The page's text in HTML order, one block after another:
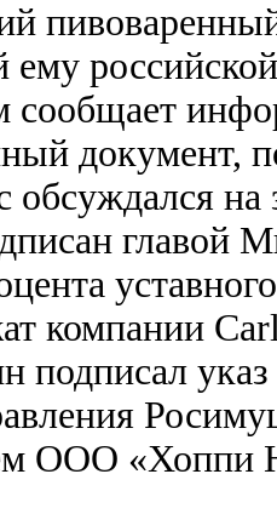
сообщает
документ,
обсуждался на
компании
подписал
ООО «Хоппи